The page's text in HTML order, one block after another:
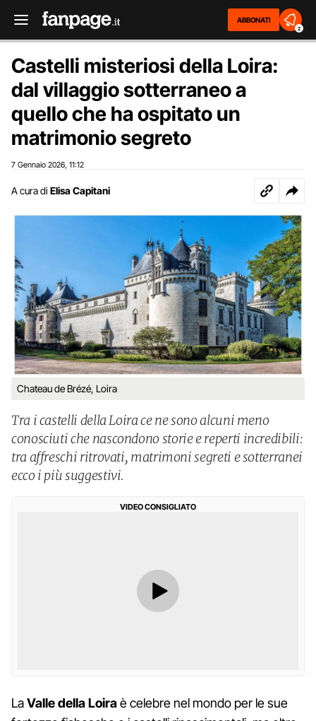
ABBONATI
2
Castelli misteriosi della Loira:
dal villaggio sotterraneo a
quello che ha ospitato un
matrimonio segreto
7 Gennaio 2026 11:12
A cura di Elisa Capitani
Chateau de Brézé, Loira
Tra i castelli della Loira ce ne sono alcuni meno
conosciuti che nascondono storie e reperti incredibili:
tra affreschi ritrovati, matrimoni segreti e sotterranei
ecco i più suggestivi.
VIDEO CONSIGLIATO
LaValle della Loiraè celebre nel mondo per le sue